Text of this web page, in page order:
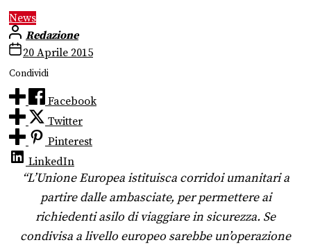
News
Redazione
20 Aprile 2015
Condividi
Facebook
Twitter
Pinterest
LinkedIn
“L’Unione Europea istituisca corridoi umanitari a
partire dalle ambasciate, per permettere ai
richiedenti asilo di viaggiare in sicurezza. Se
condivisa a livello europeo sarebbe un’operazione